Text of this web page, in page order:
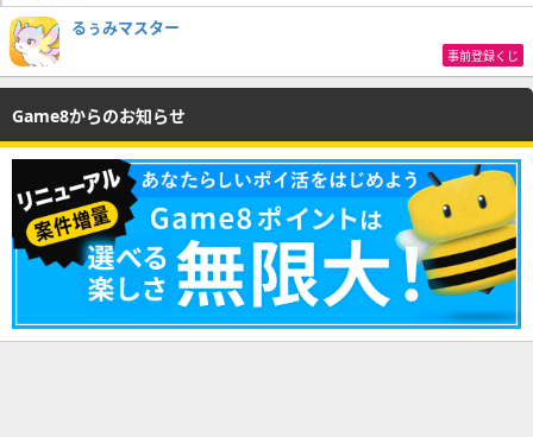
るぅみマスター
事前登録くじ
Game8からのお知らせ